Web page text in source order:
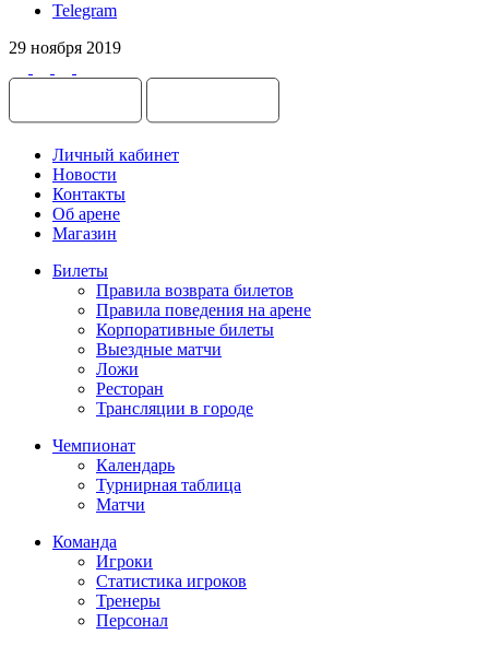
Telegram
29 ноября 2019
Личный кабинет
Новости
Контакты
Об арене
Магазин
Билеты
Правила возврата билетов
Правила поведения на арене
Корпоративные билеты
Выездные матчи
Ложи
Ресторан
Трансляции в городе
Чемпионат
Календарь
Турнирная таблица
Матчи
Команда
Игроки
Статистика игроков
Тренеры
Персонал